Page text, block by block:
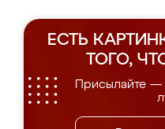
ЕСТЬ
ТОГО,
Присылайте